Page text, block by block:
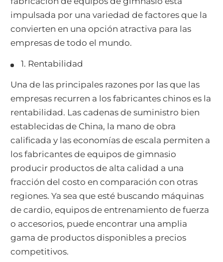
impulsada por una variedad de factores que la
convierten en una opción atractiva para las
empresas de todo el mundo.
1. Rentabilidad
Una de las principales razones por las que las
empresas recurren a los fabricantes chinos es la
rentabilidad. Las cadenas de suministro bien
establecidas de China, la mano de obra
calificada y las economías de escala permiten a
los fabricantes de equipos de gimnasio
producir productos de alta calidad a una
fracción del costo en comparación con otras
regiones. Ya sea que esté buscando máquinas
de cardio, equipos de entrenamiento de fuerza
o accesorios, puede encontrar una amplia
gama de productos disponibles a precios
competitivos.